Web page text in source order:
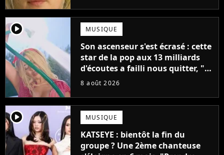
player2 MUSIQUE
Son ascenseur s'est écrasé : cette
star de la pop aux 13 milliards
d'écoutes a failli nous quitter, "Je
pensais ne plus jamais chanter"
8 août 2026
player2 MUSIQUE
KATSEYE : bientôt la fin du
groupe ? Une 2ème chanteuse